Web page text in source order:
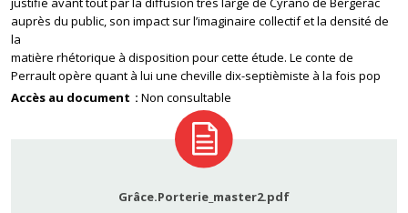
auprès du public, son impact sur l’imaginaire collectif et la densité de
la
matière rhétorique à disposition pour cette étude. Le conte de
Perrault opère quant à lui une cheville dix-septièmiste à la fois pop
Accès au document
Non consultable
Grâce.Porterie_master2.pdf